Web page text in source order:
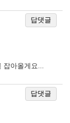
답댓글
아올게요...
답댓글